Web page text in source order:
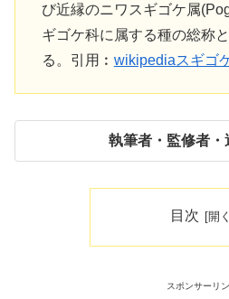
び近縁のニワスギゴケ属
ギゴケ科に属する種の総称
る。引用︰ wikipediaスギゴ
執筆者・監修者・
目次
スポンサーリ